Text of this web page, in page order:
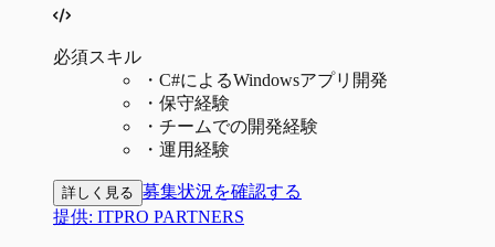
必須スキル
・ C#によるWindowsアプリ開発
・ 保守経験
・ チームでの開発経験
・ 運用経験
詳しく見る 募集状況を確認する
提供: ITPRO PARTNERS